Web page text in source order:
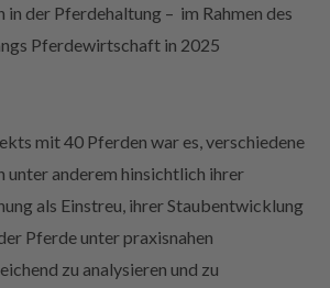
in der Pferdehaltung – im Rahmen des
Pferdewirtschaft in 2025
mit 40 Pferden war es, verschiedene
unter anderem hinsichtlich ihrer
als Einstreu, ihrer Staubentwicklung
Pferde unter praxisnahen
zu analysieren und zu